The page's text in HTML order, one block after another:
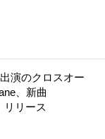
演のクロスオー
、新曲
リリース